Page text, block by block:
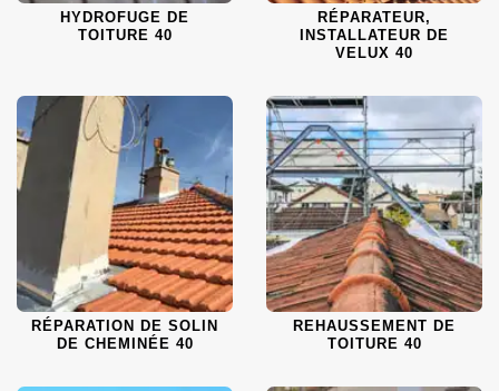
HYDROFUGE DE
TOITURE 40
RÉPARATEUR,
INSTALLATEUR DE
VELUX 40
RÉPARATION DE SOLIN
DE CHEMINÉE 40
REHAUSSEMENT DE
TOITURE 40